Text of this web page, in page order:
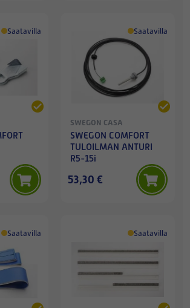
Saatavilla Saatavilla
SWEGON CASA
SWEGON COMFORT
TULOILMAN ANTURI
R5-15i
53,30 €
Saatavilla Saatavilla